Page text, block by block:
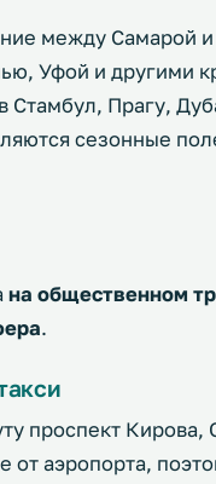
между Самарой
Уфой и другими
Стамбул, Прагу,
сезонные
на общественном
.
проспект Кирова,
аэропорта,